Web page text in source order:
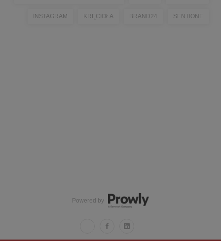
INSTAGRAM KRĘCIOŁA BRAND24 SENTIONE
Powered by